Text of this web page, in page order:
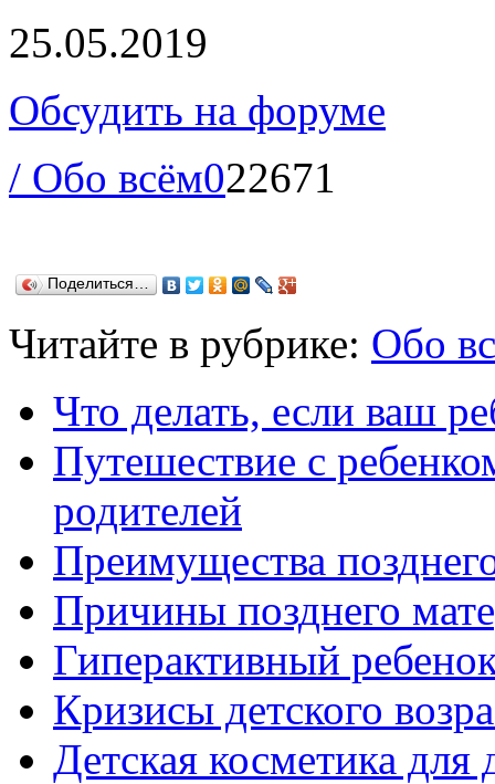
25.05.2019
Обсудить на форуме
/ Обо всём022671
Поделиться…
Читайте в рубрике: Обо
Что делать, если ваш
Путешествие с
родителей
Преимущества
Причины позднего
Гиперактивный
Кризисы детского
Детская косметика для